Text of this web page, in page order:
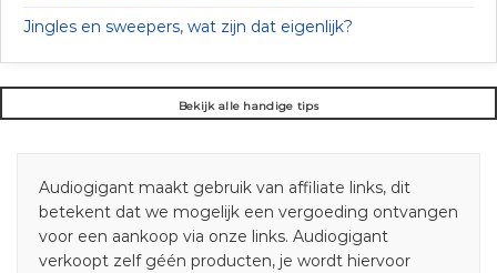
Jingles en sweepers, wat zijn dat eigenlijk?
Bekijk alle handige tips
Audiogigant maakt gebruik van affiliate links, dit
betekent dat we mogelijk een vergoeding ontvangen
voor een aankoop via onze links. Audiogigant
verkoopt zelf géén producten, je wordt hiervoor